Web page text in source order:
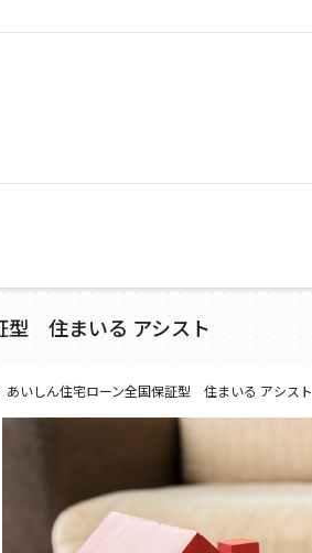
型 住まいる アシスト
あいしん住宅ローン全国保証型 住まいる アシスト